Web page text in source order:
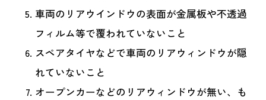
車両のリアウインドウの表面が金属板や不透過
フィルム等で覆われていないこと
スペアタイヤなどで車両のリアウィンドウが隠
れていないこと
オープンカーなどのリアウィンドウが無い、も